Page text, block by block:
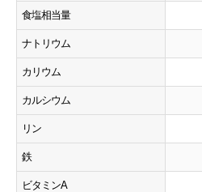
食塩相当量
ナトリウム
カリウム
カルシウム
リン
鉄
ビタミンA